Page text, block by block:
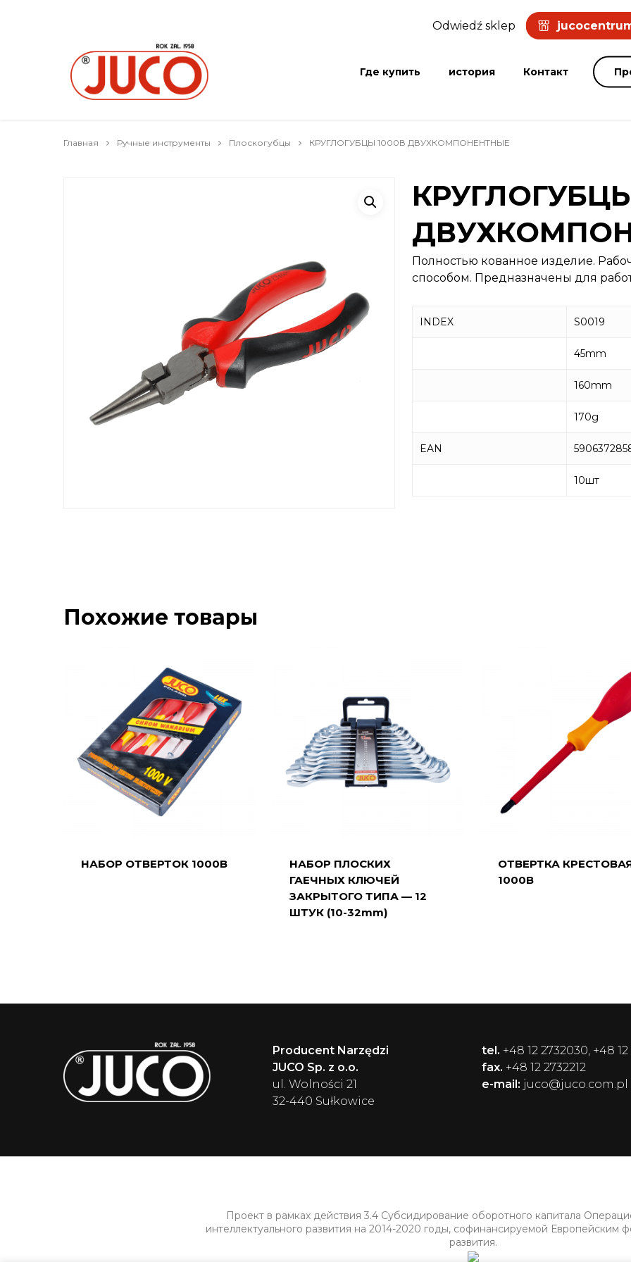
Odwiedź sklep
Где купить история Контакт
Главная Ручные инструменты Плоскогубцы КРУГЛОГУБЦЫ 1000В ДВУХКОМПОНЕНТНЫЕ
Полностью кованное изделие.
способом. Предназначены для
INDEX S0019
45mm
160mm
170g
EAN
10шт
Похожие товары
НАБОР ОТВЕРТОК 1000В
НАБОР ПЛОСКИХ
ГАЕЧНЫХ КЛЮЧЕЙ
ЗАКРЫТОГО ТИПА — 12
ШТУК (10-32mm)
ОТВЕРТКА
1000В
Producent Narzędzi
JUCO Sp. z o.o.
ul. Wolności 21
32-440 Sułkowice
tel. +48 12 2732030, +48 12
fax. +48 12 2732212
e-mail: juco@juco.com.pl
Проект в рамках действия 3.4 Субсидирование оборотного капитала
интеллектуального развития на 2014-2020 годы, софинансируемой Европейским
развития.